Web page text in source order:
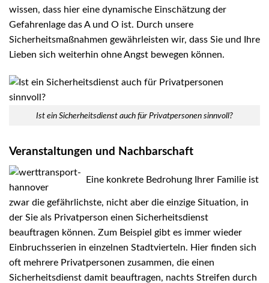
wissen, dass hier eine dynamische Einschätzung der
Gefahrenlage das A und O ist. Durch unsere
Sicherheitsmaßnahmen gewährleisten wir, dass Sie und Ihre
Lieben sich weiterhin ohne Angst bewegen können.
Ist ein Sicherheitsdienst auch für Privatpersonen sinnvoll?
Veranstaltungen und Nachbarschaft
Eine konkrete Bedrohung Ihrer Familie ist
zwar die gefährlichste, nicht aber die einzige Situation, in
der Sie als Privatperson einen Sicherheitsdienst
beauftragen können. Zum Beispiel gibt es immer wieder
Einbruchsserien in einzelnen Stadtvierteln. Hier finden sich
oft mehrere Privatpersonen zusammen, die einen
Sicherheitsdienst damit beauftragen, nachts Streifen durch